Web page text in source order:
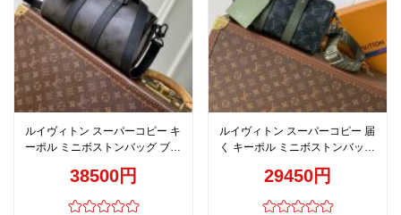
ルイヴィトン スーパーコピー キ
ーポル ミニボストンバッグ ブラ
2WAY M2836938500円
ルイヴィトン スーパーコピー 届
く キーポル ミニボストンバッグ
2WAY M2863829450円